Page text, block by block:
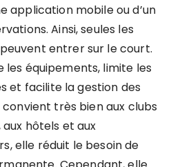
application mobile ou d’un
Ainsi, seules les
entrer sur le court.
équipements, limite les
et facilite la gestion des
très bien aux clubs
hôtels et aux
elle réduit le besoin de